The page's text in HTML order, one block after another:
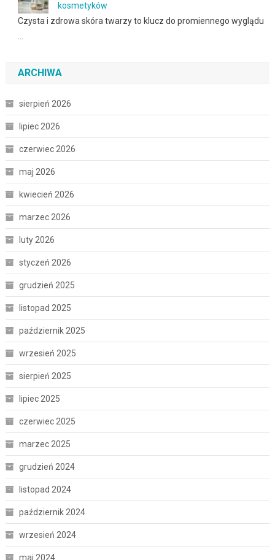
kosmetyków
Czysta i zdrowa skóra twarzy to klucz do promiennego wyglądu
…
ARCHIWA
sierpień 2026
lipiec 2026
czerwiec 2026
maj 2026
kwiecień 2026
marzec 2026
luty 2026
styczeń 2026
grudzień 2025
listopad 2025
październik 2025
wrzesień 2025
sierpień 2025
lipiec 2025
czerwiec 2025
marzec 2025
grudzień 2024
listopad 2024
październik 2024
wrzesień 2024
maj 2024